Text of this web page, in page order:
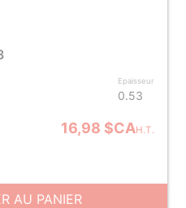
Epaisseur
0.53
16,98 $CAH.T.
AU PANIER